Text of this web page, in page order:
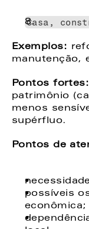
Casa,
Exemplos:
manutenção,
Pontos fortes:
patrimônio
menos
supérfluo.
Pontos de
possíveis
econômica;